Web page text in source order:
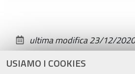
USIAMO I COOKIES
documento
ultima modifica23/12/2020